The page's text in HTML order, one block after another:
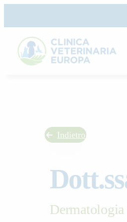
content
Indietro
Dermatologia